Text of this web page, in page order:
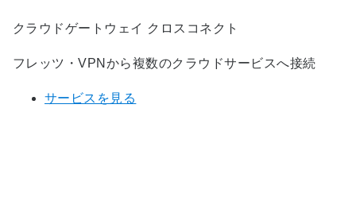
クラウドゲートウェイ クロスコネクト
フレッツ・VPNから複数のクラウドサービスへ接続
サービスを見る